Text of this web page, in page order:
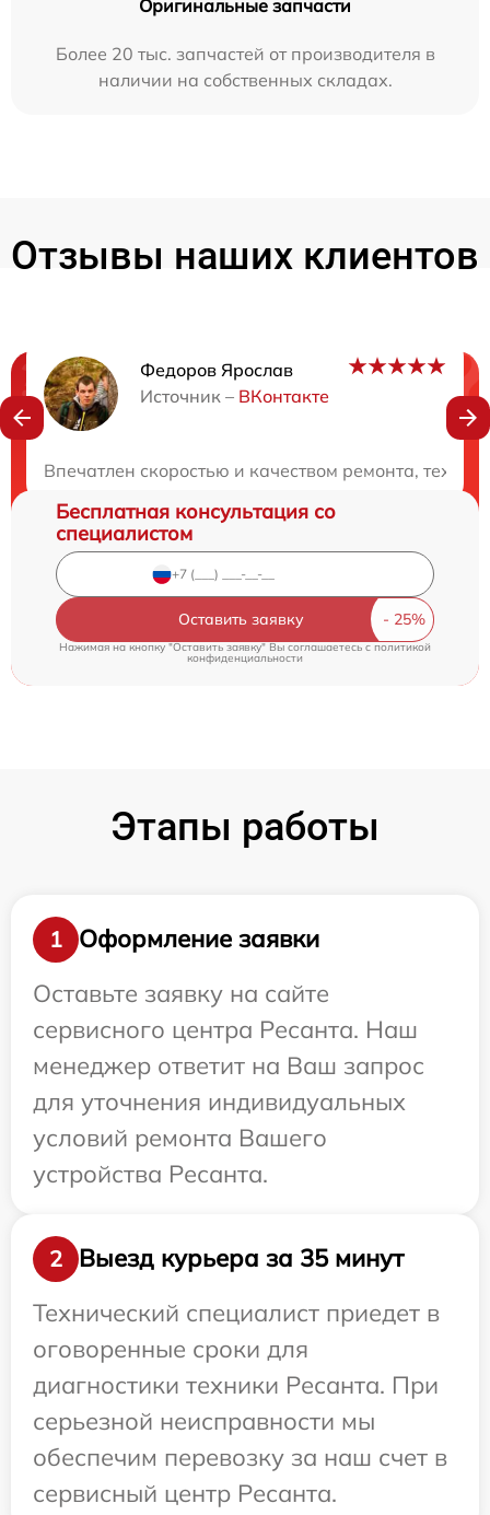
Оригинальные запчасти
Более 20 тыс. запчастей от производителя в
наличии на собственных складах.
Отзывы наших клиентов
Федоров Ярослав
Источник – ВКонтакте
Впечатлен скоростью и качеством ремонта,
Нужна консультация?
Бесплатная консультация со
специалистом
Оставить заявку
Нажимая на кнопку "Оставить заявку" Вы соглашаетесь cполитикой
конфиденциальности
Этапы работы
1
Оформление заявки
Оставьте заявку на сайте
сервисного центра Ресанта. Наш
менеджер ответит на Ваш запрос
для уточнения индивидуальных
условий ремонта Вашего
устройства Ресанта.
2
Выезд курьера за 35 минут
Технический специалист приедет в
оговоренные сроки для
диагностики техники Ресанта. При
серьезной неисправности мы
обеспечим перевозку за наш счет в
сервисный центр Ресанта.